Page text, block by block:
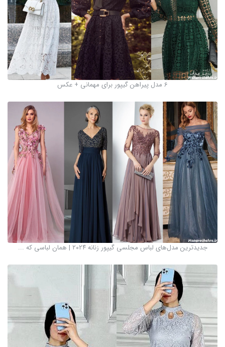
6 مدل پیراهن گیپور برای مهمانی + عکس
جدیدترین مدل‌های لباس مجلسی گیپور زنانه ۲۰۲۴ | همان لباسی که ...